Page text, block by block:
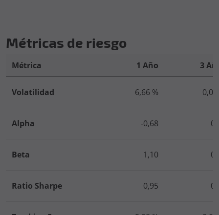
Métricas de riesgo
Métrica 1 Año 3
Volatilidad 6,66 %
Alpha -0,68
Beta 1,10
Ratio Sharpe 0,95